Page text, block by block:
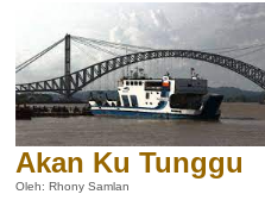
Akan Ku Tunggu
Oleh: Rhony Samlan